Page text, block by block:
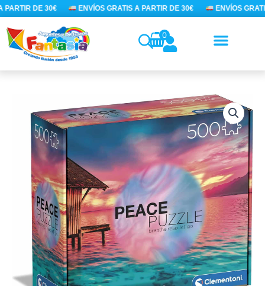
Ir
al
contenido
DE 30€ ENVÍOS GRATIS A PARTIR DE 30€ ENVÍOS
0